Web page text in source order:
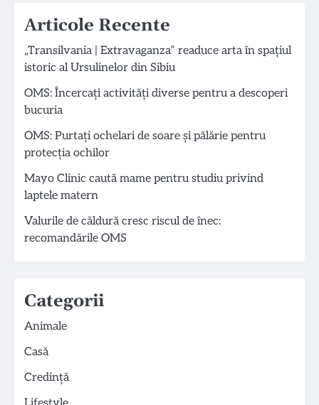
Articole Recente
„Transilvania | Extravaganza” readuce arta în spațiul
istoric al Ursulinelor din Sibiu
OMS: Încercați activități diverse pentru a descoperi
bucuria
OMS: Purtați ochelari de soare și pălărie pentru
protecția ochilor
Mayo Clinic caută mame pentru studiu privind
laptele matern
Valurile de căldură cresc riscul de înec:
recomandările OMS
Categorii
Animale
Casă
Credință